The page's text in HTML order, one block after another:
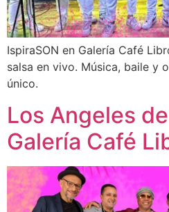
IspiraSON en Galería Café
salsa en vivo. Música, baile y
único.
Los Angeles
Galería Café